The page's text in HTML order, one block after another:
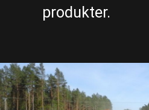
Östra sidan
provtryckning
produkter.